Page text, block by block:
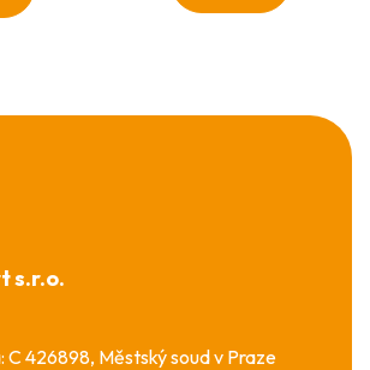
s.r.o.
C 426898, Městský soud v Praze